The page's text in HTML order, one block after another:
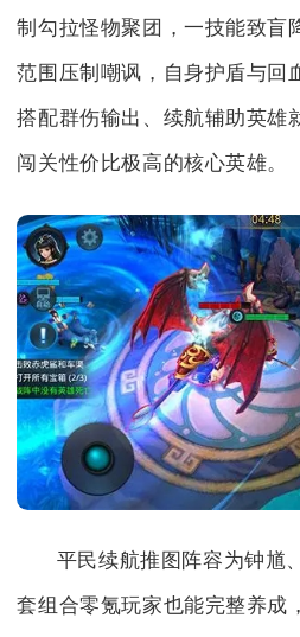
制勾拉怪物聚团，一技能致盲
范围压制嘲讽，自身护盾与回
搭配群伤输出、续航辅助英雄
闯关性价比极高的核心英雄。
平民续航推图阵容为钟馗
套组合零氪玩家也能完整养成